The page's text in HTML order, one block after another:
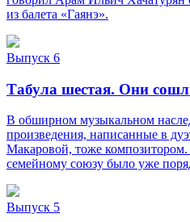
из балета «Гаянэ».
Выпуск 6
Табула шестая. Они
В обширном музыкальном
произведения, написанные в
Макаровой, тоже
семейному союзу было уже
Выпуск 5